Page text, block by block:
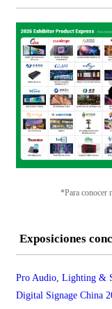
*Para conocer
Exposiciones
Pro Audio, Lighting &
Digital Signage China